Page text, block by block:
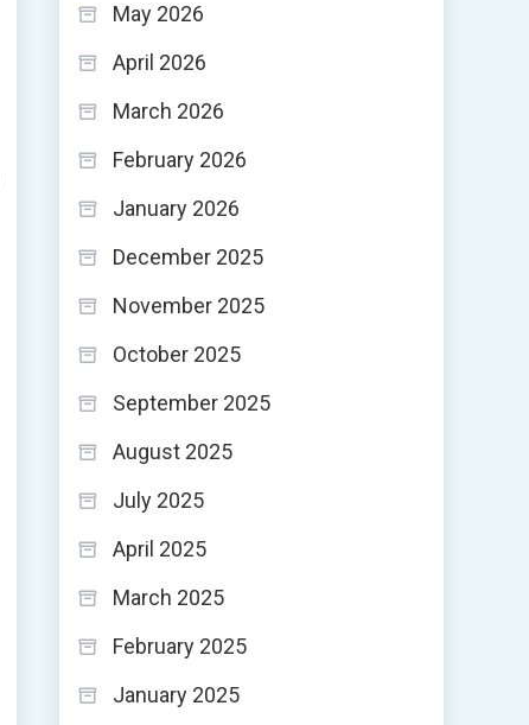
May 2026
April 2026
March 2026
February 2026
January 2026
December 2025
November 2025
October 2025
September 2025
August 2025
July 2025
April 2025
March 2025
February 2025
January 2025